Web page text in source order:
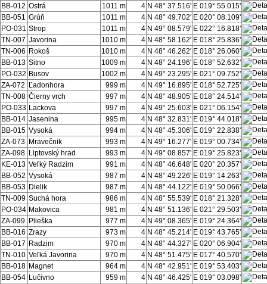
BB-012 Ostrá 1011 m 4 N 48° 37.516' E 019° 55.015'
BB-051 Grúň 1011 m 4 N 48° 49.702' E 020° 08.109'
PO-031 Strop 1011 m 4 N 49° 08.579' E 022° 16.818'
TN-007 Javorina 1010 m 4 N 48° 58.162' E 018° 25.836'
TN-006 Rokoš 1010 m 4 N 48° 46.262' E 018° 26.060'
BB-013 Sitno 1009 m 4 N 48° 24.196' E 018° 52.632'
PO-032 Busov 1002 m 4 N 49° 23.295' E 021° 09.752'
ZA-072
Ľadonhora 999 m 4 N 49° 16.895' E 018° 52.725'
TN-008 Čierny vrch 997 m 4 N 48° 48.905' E 018° 24.514'
PO-033 Lackova 997 m 4 N 49° 25.603' E 021° 06.154'
BB-014 Jasenina 995 m 4 N 48° 32.831' E 019° 44.018'
BB-015 Vysoká 994 m 4 N 48° 45.306' E 019° 22.838'
ZA-073 Mravečnik 993 m 4 N 49° 16.277' E 019° 00.734'
ZA-098 Liptovský hrad 993 m 4 N 49° 08.857' E 019° 25.823'
KE-013 Veľký Radzim 991 m 4 N 48° 46.648' E 020° 20.357'
BB-052 Vysoká 987 m 4 N 48° 49.226' E 019° 14.263'
BB-053 Dielik 987 m 4 N 48° 44.122' E 019° 50.066'
TN-009 Suchá hora 986 m 4 N 48° 55.539' E 018° 21.328'
PO-034 Makovica 981 m 4 N 48° 51.136' E 021° 29.503'
ZA-099 Plieška 977 m 4 N 49° 08.365' E 019° 24.364'
BB-016 Zrazy 973 m 4 N 48° 45.214' E 019° 43.765'
BB-017 Radzim 970 m 4 N 48° 44.327' E 020° 06.904'
TN-010 Veľká Javorina 970 m 4 N 48° 51.475' E 017° 40.570'
BB-018 Magnet 964 m 4 N 48° 42.951' E 019° 53.403'
BB-054 Lučivno 959 m 4 N 48° 46.425' E 019° 03.098'